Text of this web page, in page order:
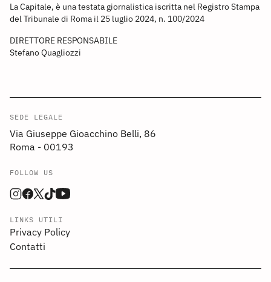
La Capitale, è una testata giornalistica iscritta nel Registro Stampa
del Tribunale di Roma il 25 luglio 2024, n. 100/2024
DIRETTORE RESPONSABILE
Stefano Quagliozzi
SEDE LEGALE
Via Giuseppe Gioacchino Belli, 86
Roma - 00193
FOLLOW US
LINKS UTILI
Privacy Policy
Contatti